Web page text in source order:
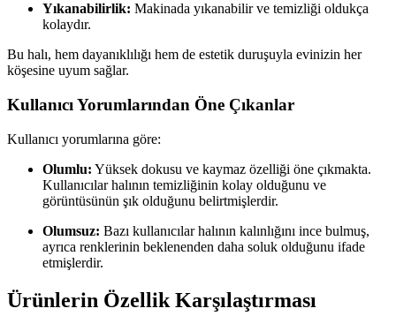
Yıkanabilirlik: Makinada yıkanabilir ve temizliği oldukça
kolaydır.
Bu halı, hem dayanıklılığı hem de estetik duruşuyla evinizin her
köşesine uyum sağlar.
Kullanıcı Yorumlarından Öne Çıkanlar
Kullanıcı yorumlarına göre:
Olumlu: Yüksek dokusu ve kaymaz özelliği öne çıkmakta.
Kullanıcılar halının temizliğinin kolay olduğunu ve
görüntüsünün şık olduğunu belirtmişlerdir.
Olumsuz: Bazı kullanıcılar halının kalınlığını ince bulmuş,
ayrıca renklerinin beklenenden daha soluk olduğunu ifade
etmişlerdir.
Ürünlerin Özellik Karşılaştırması